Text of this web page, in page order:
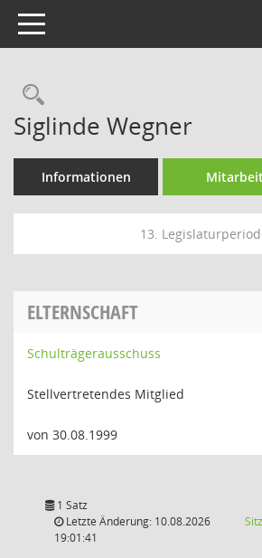
Toggle navigation
Rechercheauswahl
Siglinde Wegner
Informationen Mitarbeit
13.
ELTERNSCHAFT
Schulträgerausschuss
Stellvertretendes Mitglied
von 30.08.1999
1 Satz
Letzte Änderung: 10.08.2026
19:01:41